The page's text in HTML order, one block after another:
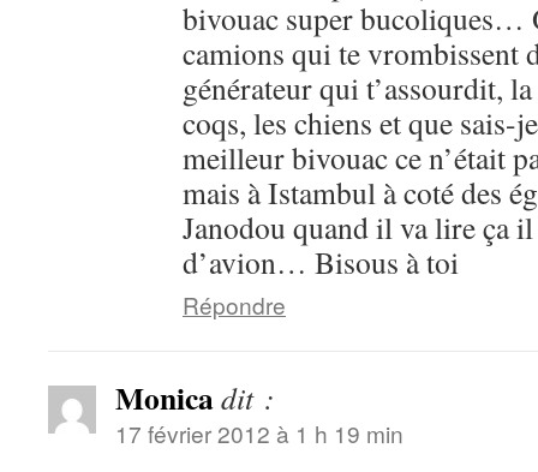
bivouac super bucoliques…
camions qui te vrombissent
générateur qui t’assourdit,
coqs, les chiens et que
meilleur bivouac ce n’était
mais à Istambul à coté des
Janodou quand il va lire ça
d’avion… Bisous à toi
Répondre
Monicadit :
17 février 2012 à 1 h 19 min